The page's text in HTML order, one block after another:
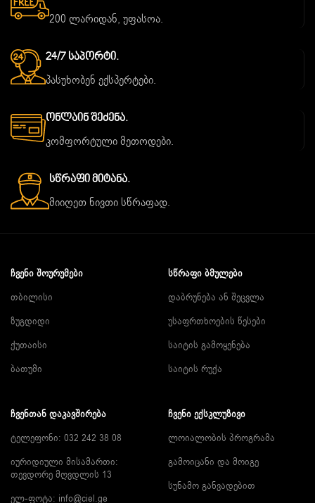
200 ლარიდან, უფასოა.
24/7 Საპორტი.
პასუხობენ ექსპერტები.
Ონლაინ Შეძენა.
კომფორტული მეთოდები.
Სწრაფი Მიტანა.
მიიღეთ ნივთი სწრაფად.
ᲩᲕᲔᲜᲘ ᲨᲝᲣᲠᲣᲛᲔᲑᲘ
თბილისი
ზუგდიდი
ქუთაისი
ბათუმი
ᲡᲬᲠᲐᲤᲘ ᲑᲛᲣᲚᲔᲑᲘ
დაბრუნება ან შეცვლა
უსაფრთხოების წესები
საიტის გამოყენება
საიტის რუქა
ᲩᲕᲔᲜᲗᲐᲜ ᲓᲐᲙᲐᲕᲨᲘᲠᲔᲑᲐ
ტელეფონი: 032 242 38 08
იურიდიული მისამართი:
თევდორე მღვდლის 13
ელ-ფოტა: info@ciel.ge
ᲩᲕᲔᲜᲘ ᲔᲥᲡᲙᲚᲣᲖᲘᲕᲘ
ლოიალობის პროგრამა
გამოიცანი და მოიგე
სუნამო განვადებით